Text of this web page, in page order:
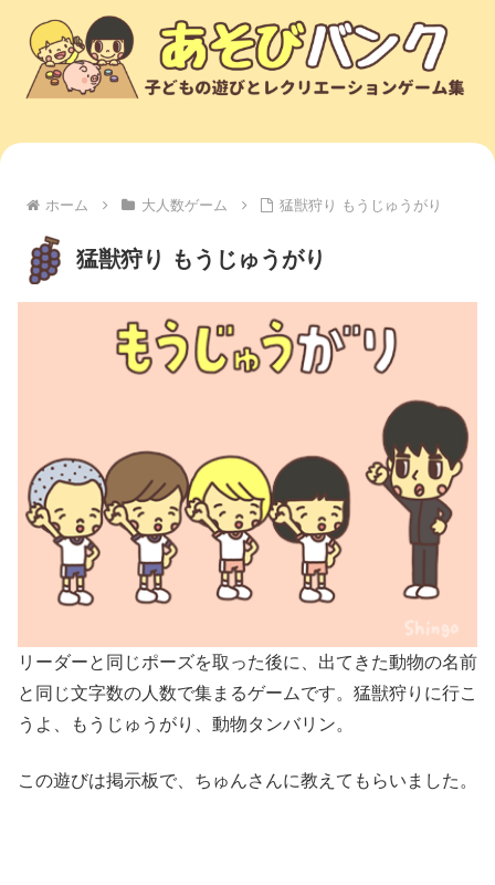
ホーム 大人数ゲーム 猛獣狩り もうじゅうがり
猛獣狩り もうじゅうがり
リーダーと同じポーズを取った後に、出てきた動物の名前
と同じ文字数の人数で集まるゲームです。猛獣狩りに行こ
うよ、もうじゅうがり、動物タンバリン。
この遊びは掲示板で、ちゅんさんに教えてもらいました。